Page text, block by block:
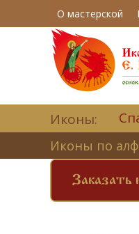
О мастерской
Иконы:
Иконы по
Заказать